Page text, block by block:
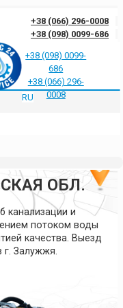
+38 (066) 296-0008
+38 (098) 0099-686
Блог
Контакты
+38 (098) 0099-
686
+38 (066) 296-
0008
RU
И
ОБЛ.
канализации и
потоком воды
качества. Выезд
г. Залужжя.